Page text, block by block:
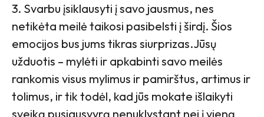
3. Svarbu įsiklausyti į savo jausmus, nes
netikėta meilė taikosi pasibelsti į širdį. Šios
emocijos bus jums tikras siurprizas.Jūsų
užduotis – mylėti ir apkabinti savo meilės
rankomis visus mylimus ir pamirštus, artimus ir
tolimus, ir tik todėl, kad jūs mokate išlaikyti
sveiką pusiausvyrą nenuklystant nei į vieną